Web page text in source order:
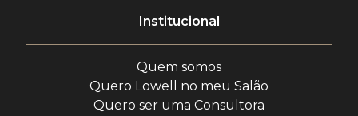
Institucional
Quem somos
Quero Lowell no meu Salão
Quero ser uma Consultora